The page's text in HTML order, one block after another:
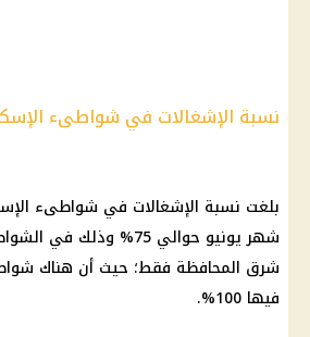
نسبة الإشغالات في شواطىء
بلغت نسبة الإشغالات في شواطىء
شهر يونيو حوالي 75%
شرق المحافظة فقط؛ حيث أن هناك
فيها 100%.